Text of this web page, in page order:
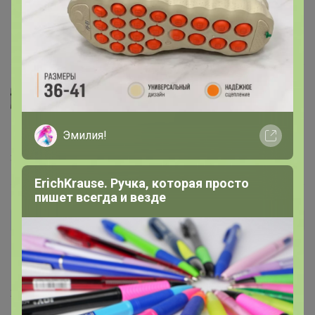
очень приятный.
1 июня, 2026 16:11
Селена
annac, спасибо за отзыв, носите с удовольствием!
3 мая, 2026 22:11
annac Автор уже получил заказ!
Долго думала, заказа и все супер! Отличные, джинсы
плотная, на весну отлично. Летом жарковато будет
29 апреля, 2026 09:53
Эмилия!
ErichKrause. Ручка, которая просто
пишет всегда и везде